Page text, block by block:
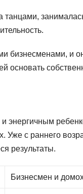
бизнесменами, и
основать
энергичным
Уже с раннего
результаты.
Бизнесмен и